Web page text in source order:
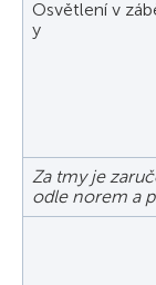
Osvětlení v
y
Za tmy je
odle norem a